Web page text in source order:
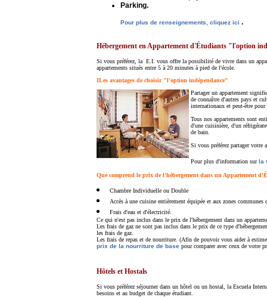
Parking.
Pour plus de renseignements, cliquez ici .
Hébergement en Appartement d'Étudiants "l'option
Si vous préférez, la E.I. vous offre la possibilité de vivre dans un
appartements situés entre 5 à 20 minutes à pied de l'école.
ILes avantages de choisir "l'option indépendance"
Partager un appartement
de connaître d'autres pays et
internationaux et peut-être
Tous nos appartements sont
d'une cuisinière, d'un
de bain.
Si vous préférez partager votre
Pour plus d'information surla
Que comprend le prix de l'hébergement dans un Appartement
Chambre Individuelle ou Double
Accès à une cuisine entièrement équipée et aux zones communes
Frais d'eau et d'électricité.
Ce qui n'est pas inclus dans le prix de l'hébergement dans un
Les frais de gaz ne sont pas inclus dans le prix de ce type
les frais de gaz.
Les frais de repas et de nourriture. (Afin de pouvoir vous aider à
prix de la nourriture de base pour comparer avec ceux de votre
Hôtels et Hostals
Si vous préférez séjourner dans un hôtel ou un hostal, la Escuela
besoins et au budget de chaque étudiant.